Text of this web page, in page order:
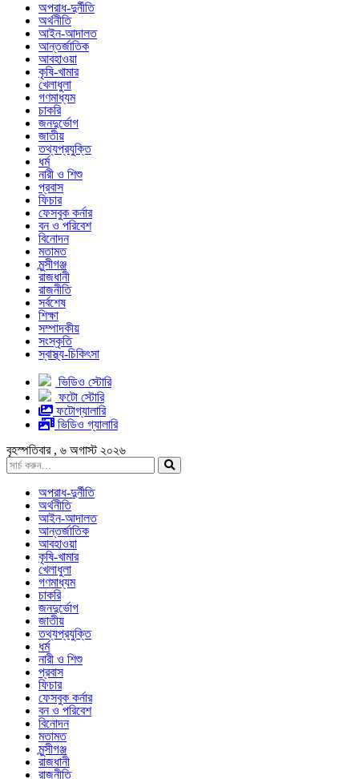
অপরাধ-দুর্নীতি
অর্থনীতি
আইন-আদালত
আন্তর্জাতিক
আবহাওয়া
কৃষি-খামার
খেলাধুলা
গণমাধ্যম
চাকরি
জনদুর্ভোগ
জাতীয়
তথ্যপ্রযুক্তি
ধর্ম
নারী ও শিশু
প্রবাস
ফিচার
ফেসবুক কর্নার
বন ও পরিবেশ
বিনোদন
মতামত
মুন্সীগঞ্জ
রাজধানী
রাজনীতি
সর্বশেষ
শিক্ষা
সম্পাদকীয়
সংস্কৃতি
স্বাস্থ্য-চিকিৎসা
ভিডিও স্টোরি
ফটো স্টোরি
ফটোগ্যালারি
ভিডিও গ্যালারি
বৃহস্পতিবার , ৬ অগাস্ট ২০২৬
অপরাধ-দুর্নীতি
অর্থনীতি
আইন-আদালত
আন্তর্জাতিক
আবহাওয়া
কৃষি-খামার
খেলাধুলা
গণমাধ্যম
চাকরি
জনদুর্ভোগ
জাতীয়
তথ্যপ্রযুক্তি
ধর্ম
নারী ও শিশু
প্রবাস
ফিচার
ফেসবুক কর্নার
বন ও পরিবেশ
বিনোদন
মতামত
মুন্সীগঞ্জ
রাজধানী
রাজনীতি